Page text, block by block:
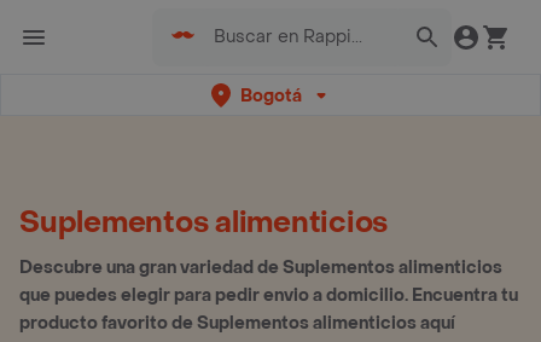
Bogotá
Suplementos alimenticios
Descubre una gran variedad de Suplementos alimenticios
que puedes elegir para pedir envio a domicilio. Encuentra tu
producto favorito de Suplementos alimenticios aquí